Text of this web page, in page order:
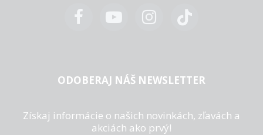
ODOBERAJ NÁŠ NEWSLETTER
Získaj informácie o našich novinkách, zľavách a
akciách ako prvý!